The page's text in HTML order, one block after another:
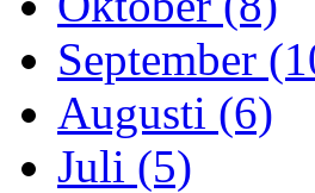
September
Augusti (6)
Juli (5)